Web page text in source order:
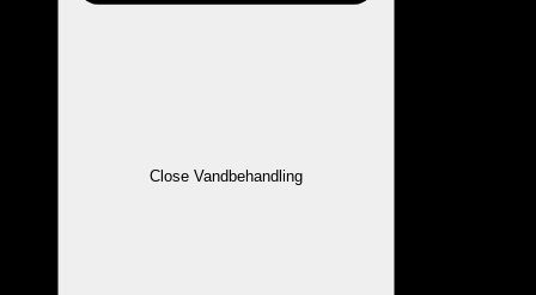
Close Vandbehandling